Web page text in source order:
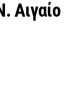
Αιγαίο